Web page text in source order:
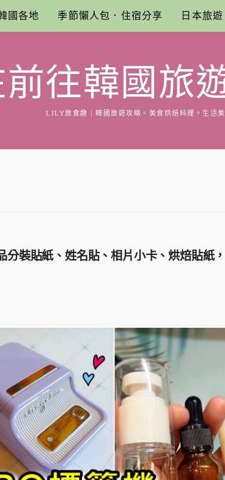
國各地 季節懶人包．住宿分享 日本旅遊
往韓國旅
LILY旅食趣｜韓國旅遊攻略。美食烘焙料理。生活
分裝貼紙、姓名貼、相片小卡、烘焙貼紙